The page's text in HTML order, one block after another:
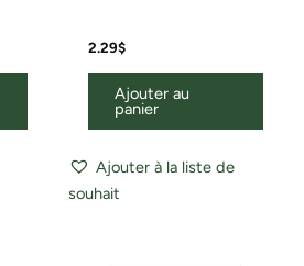
2.29$
Ajouter au
panier
Ajouter à la liste de
souhait